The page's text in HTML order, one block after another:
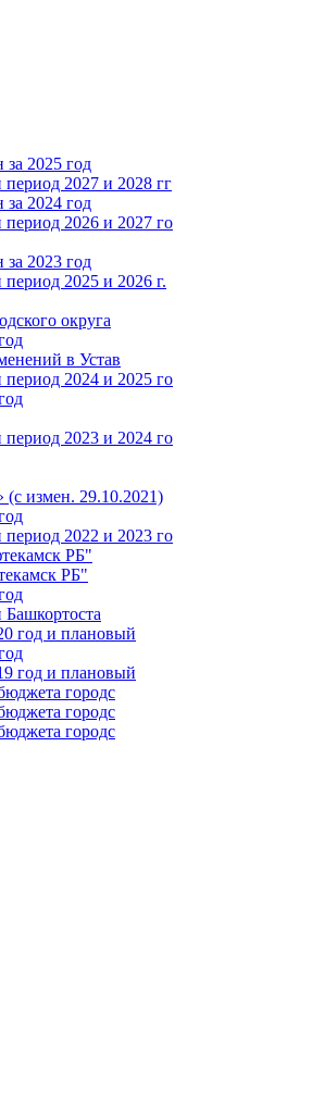
2025 год
2027 и 2028 гг
2024 год
2026 и 2027 го
2023 год
2025 и 2026 г.
округа
в Устав
2024 и 2025 го
2023 и 2024 го
измен. 29.10.2021)
2022 и 2023 го
РБ"
РБ"
год и плановый
год и плановый
городс
городс
городс